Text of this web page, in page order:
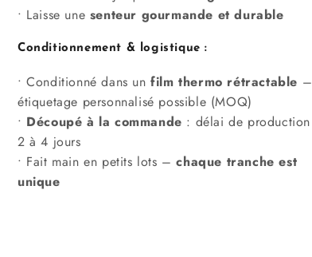
• Laisse unesenteur gourmande et durable
Conditionnement & logistique :
• Conditionné dans unfilm thermo rétractable –
étiquetage personnalisé possible (MOQ)
• Découpé à la commande : délai de production
2 à 4 jours
• Fait main en petits lots –chaque tranche est
unique